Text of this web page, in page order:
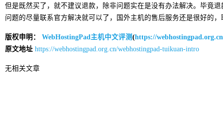
但是既然买了，就不建议退款，除非问题实在是没有办法解决。毕竟
问题的尽量联系官方解决就可以了，国外主机的售后服务还是很好的
版权申明： WebHostingPad主机中文评测(https://
原文地址 https://webhostingpad.org.cn/webhostingpad-tuikuan-intro
无相关文章